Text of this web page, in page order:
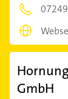
GmbH